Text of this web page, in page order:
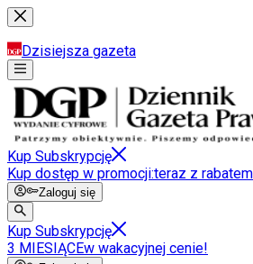
Dzisiejsza gazeta
Kup Subskrypcję
Kup dostęp w promocji:teraz z
Zaloguj się
Kup Subskrypcję
3 MIESIĄCEw wakacyjnej cenie!